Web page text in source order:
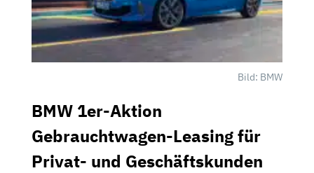
Bild: BMW
BMW 1er-Aktion
Gebrauchtwagen-Leasing für
Privat- und Geschäftskunden